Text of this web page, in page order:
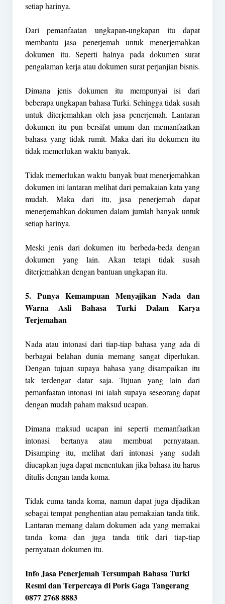
setiap harinya.
Dari pemanfaatan ungkapan-ungkapan itu dapat
membantu jasa penerjemah untuk menerjemahkan
dokumen itu. Seperti halnya pada dokumen surat
pengalaman kerja atau dokumen surat perjanjian bisnis.
Dimana jenis dokumen itu mempunyai isi dari
beberapa ungkapan bahasa Turki. Sehingga tidak susah
untuk diterjemahkan oleh jasa penerjemah. Lantaran
dokumen itu pun bersifat umum dan memanfaatkan
bahasa yang tidak rumit. Maka dari itu dokumen itu
tidak memerlukan waktu banyak.
Tidak memerlukan waktu banyak buat menerjemahkan
dokumen ini lantaran melihat dari pemakaian kata yang
mudah. Maka dari itu, jasa penerjemah dapat
menerjemahkan dokumen dalam jumlah banyak untuk
setiap harinya.
Meski jenis dari dokumen itu berbeda-beda dengan
dokumen yang lain. Akan tetapi tidak susah
diterjemahkan dengan bantuan ungkapan itu.
5. Punya Kemampuan Menyajikan Nada dan
Warna Asli Bahasa Turki Dalam Karya
Terjemahan
Nada atau intonasi dari tiap-tiap bahasa yang ada di
berbagai belahan dunia memang sangat diperlukan.
Dengan tujuan supaya bahasa yang disampaikan itu
tak terdengar datar saja. Tujuan yang lain dari
pemanfaatan intonasi ini ialah supaya seseorang dapat
dengan mudah paham maksud ucapan.
Dimana maksud ucapan ini seperti memanfaatkan
intonasi bertanya atau membuat pernyataan.
Disamping itu, melihat dari intonasi yang sudah
diucapkan juga dapat menentukan jika bahasa itu harus
ditulis dengan tanda koma.
Tidak cuma tanda koma, namun dapat juga dijadikan
sebagai tempat penghentian atau pemakaian tanda titik.
Lantaran memang dalam dokumen ada yang memakai
tanda koma dan juga tanda titik dari tiap-tiap
pernyataan dokumen itu.
Info Jasa Penerjemah Tersumpah Bahasa Turki
Resmi dan Terpercaya di Poris Gaga Tangerang
0877 2768 8883